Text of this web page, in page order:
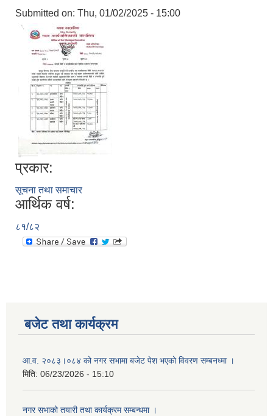
Submitted on: Thu, 01/02/2025 - 15:00
प्रकार:
सूचना तथा समाचार
आर्थिक वर्ष:
८१/८२
बजेट तथा कार्यक्रम
आ.व. २०८३।०८४ को नगर सभामा बजेट पेश भएको विवरण सम्बनध्मा ।
मिति: 06/23/2026 - 15:10
नगर सभाको तयारी तथा कार्यक्रम सम्बन्धमा ।